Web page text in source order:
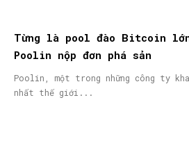
Từng là pool đào Bitcoin
Poolin nộp đơn phá sản
Poolin, một trong những công ty
nhất thế giới...